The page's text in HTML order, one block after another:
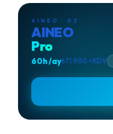
AINEO · 02
AINEO
Pro
60h /ay₺71.900 +KDV